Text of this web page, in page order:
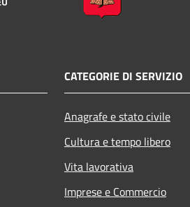
CATEGORIE DI SERVIZIO
Anagrafe e stato civile
Cultura e tempo libero
Vita lavorativa
Imprese e Commercio